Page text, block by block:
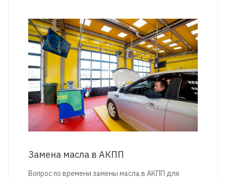
Замена масла в АКПП
Вопрос по времени замены масла в АКПП для